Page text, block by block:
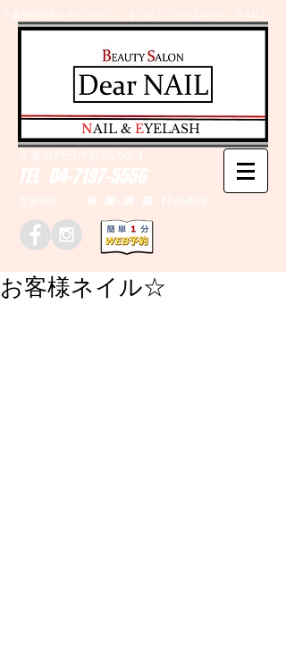
千葉県野田市のネイルサロン、まつげエクステはＤｅａｒＮAILへ
TEL 04-7197-5556
営業時間 10：00～20：00 (予約優先)
千葉県野田市野田790-1
​NAIL & EYELASH
お客様ネイル☆